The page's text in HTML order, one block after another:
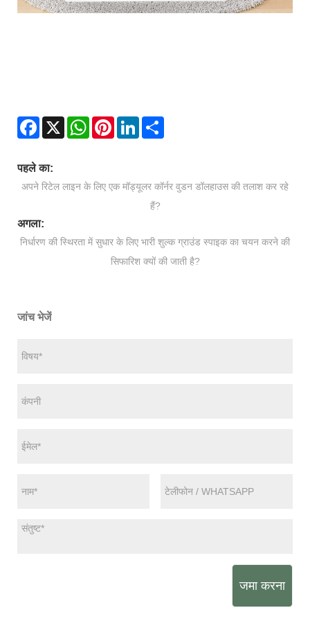
Facebook
X WhatsAppPinterestLinkedIn
पहले का:
अपने रिटेल लाइन के लिए एक मॉड्यूलर कॉर्नर वुडन डॉलहाउस की तलाश कर रहे
हैं?
अगला:
निर्धारण की स्थिरता में सुधार के लिए भारी शुल्क ग्राउंड स्पाइक का चयन करने की
सिफारिश क्यों की जाती है?
जांच भेजें
जमा करना